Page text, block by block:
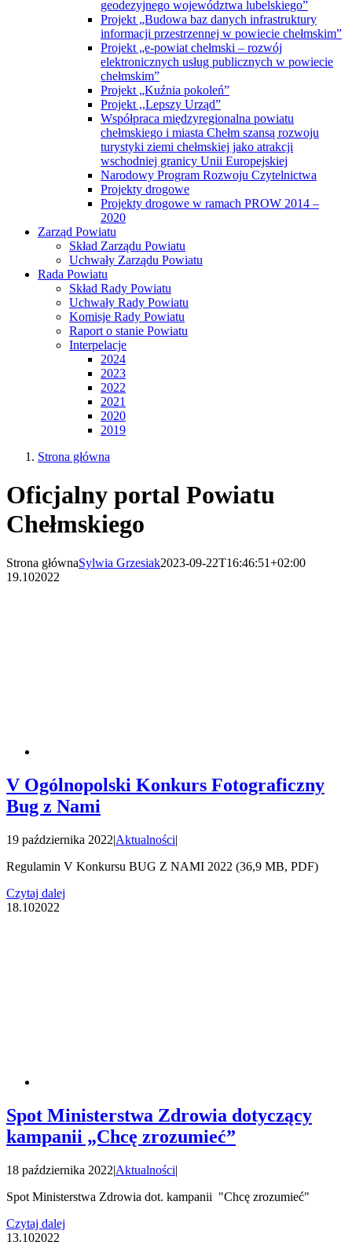
geodezyjnego województwa lubelskiego”
Projekt „Budowa baz danych infrastruktury
informacji przestrzennej w powiecie chełmskim”
Projekt „e-powiat chełmski – rozwój
elektronicznych usług publicznych w powiecie
chełmskim”
Projekt „Kuźnia pokoleń”
Projekt ,,Lepszy Urząd”
Współpraca międzyregionalna powiatu
chełmskiego i miasta Chełm szansą rozwoju
turystyki ziemi chełmskiej jako atrakcji
wschodniej granicy Unii Europejskiej
Narodowy Program Rozwoju Czytelnictwa
Projekty drogowe
Projekty drogowe w ramach PROW 2014 –
2020
Zarząd Powiatu
Skład Zarządu Powiatu
Uchwały Zarządu Powiatu
Rada Powiatu
Skład Rady Powiatu
Uchwały Rady Powiatu
Komisje Rady Powiatu
Raport o stanie Powiatu
Interpelacje
2024
2023
2022
2021
2020
2019
Strona główna
Oficjalny portal Powiatu
Chełmskiego
Strona głównaSylwia Grzesiak2023-09-22T16:46:51+02:00
19.102022
V Ogólnopolski Konkurs Fotograficzny
Bug z Nami
19 października 2022|Aktualności|
Regulamin V Konkursu BUG Z NAMI 2022 (36,9 MB, PDF)
Czytaj dalej
18.102022
Spot Ministerstwa Zdrowia dotyczący
kampanii „Chcę zrozumieć”
18 października 2022|Aktualności|
Spot Ministerstwa Zdrowia dot. kampanii "Chcę zrozumieć"
Czytaj dalej
13.102022